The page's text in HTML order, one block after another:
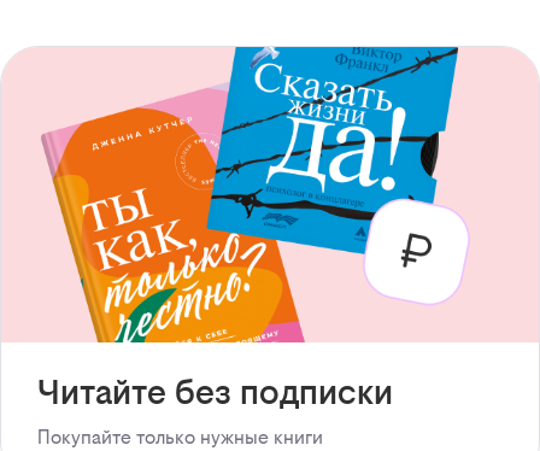
Читайте без подписки
Покупайте только нужные книги